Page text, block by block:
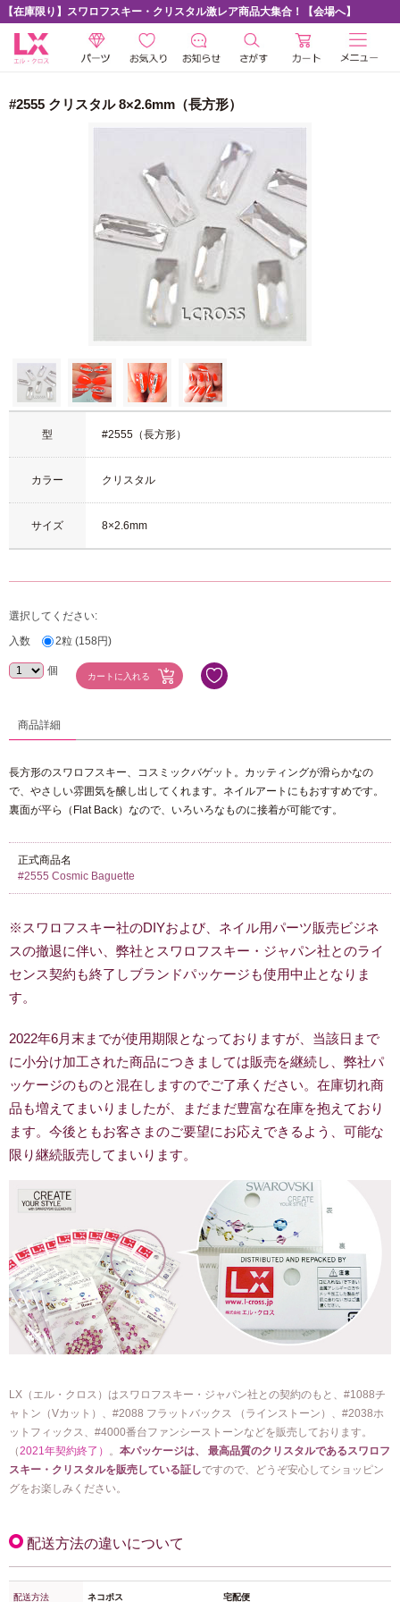
【在庫限り】スワロフスキー・クリスタル激レア商品大集合！【会場へ】
#2555 クリスタル 8×2.6mm（長方形）
型 #2555（長方形）
カラー クリスタル
サイズ 8×2.6mm
選択してください:
入数
2粒 (158円)
個
商品詳細
長方形のスワロフスキー、コスミックバゲット。カッティングが滑らかなの
で、やさしい雰囲気を醸し出してくれます。ネイルアートにもおすすめです。
裏面が平ら（Flat Back）なので、いろいろなものに接着が可能です。
正式商品名
#2555 Cosmic Baguette
※スワロフスキー社のDIYおよび、ネイル用パーツ販売ビジネ
スの撤退に伴い、弊社とスワロフスキー・ジャパン社とのライ
センス契約も終了しブランドパッケージも使用中止となりま
す。
2022年6月末までが使用期限となっておりますが、当該日まで
に小分け加工された商品につきましては販売を継続し、弊社パ
ッケージのものと混在しますのでご了承ください。在庫切れ商
品も増えてまいりましたが、まだまだ豊富な在庫を抱えており
ます。今後ともお客さまのご要望にお応えできるよう、可能な
限り継続販売してまいります。
LX（エル・クロス）はスワロフスキー・ジャパン社との契約のもと、#1088チ
ャトン（Vカット）、#2088 フラットバックス （ラインストーン）、#2038ホ
ットフィックス、#4000番台ファンシーストーンなどを販売しております。
（2021年契約終了） 。 本パッケージは、 最高品質のクリスタルであるスワロフ
スキー・クリスタルを販売している証しですので、どうぞ安心してショッピン
グをお楽しみください。
配送方法の違いについて
配送方法 ネコポス 宅配便